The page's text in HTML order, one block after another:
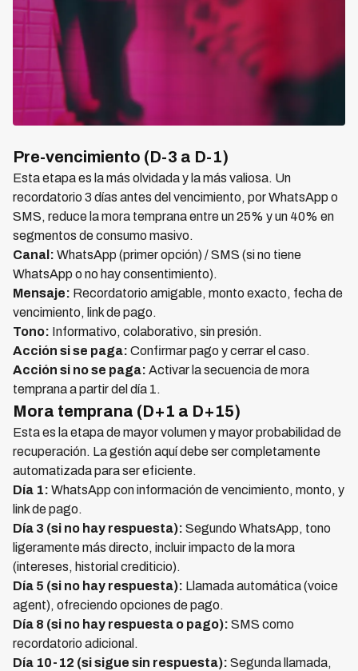
Pre-vencimiento (D-3 a D-1)
Esta etapa es la más olvidada y la más valiosa. Un
recordatorio 3 días antes del vencimiento, por WhatsApp o
SMS, reduce la mora temprana entre un 25% y un 40% en
segmentos de consumo masivo.
Canal: WhatsApp (primer opción) / SMS (si no tiene
WhatsApp o no hay consentimiento).
Mensaje: Recordatorio amigable, monto exacto, fecha de
vencimiento, link de pago.
Tono: Informativo, colaborativo, sin presión.
Acción si se paga: Confirmar pago y cerrar el caso.
Acción si no se paga: Activar la secuencia de mora
temprana a partir del día 1.
Mora temprana (D+1 a D+15)
Esta es la etapa de mayor volumen y mayor probabilidad de
recuperación. La gestión aquí debe ser completamente
automatizada para ser eficiente.
Día 1: WhatsApp con información de vencimiento, monto, y
link de pago.
Día 3 (si no hay respuesta): Segundo WhatsApp, tono
ligeramente más directo, incluir impacto de la mora
(intereses, historial crediticio).
Día 5 (si no hay respuesta): Llamada automática (voice
agent), ofreciendo opciones de pago.
Día 8 (si no hay respuesta o pago): SMS como
recordatorio adicional.
Día 10-12 (si sigue sin respuesta): Segunda llamada,